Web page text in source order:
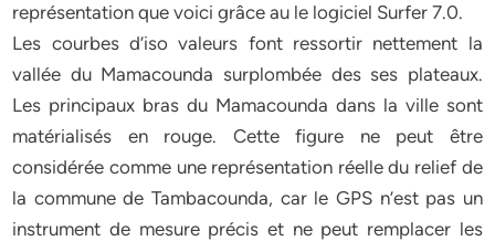
représentation que voici grâce au le logiciel Surfer 7.0.
Les courbes d’iso valeurs font ressortir nettement la
vallée du Mamacounda surplombée des ses plateaux.
Les principaux bras du Mamacounda dans la ville sont
matérialisés en rouge. Cette figure ne peut être
considérée comme une représentation réelle du relief de
la commune de Tambacounda, car le GPS n’est pas un
instrument de mesure précis et ne peut remplacer les